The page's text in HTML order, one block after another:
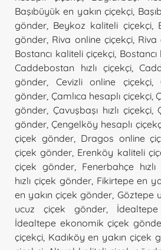
Başıbüyük en yakın çiçekçi,
gönder, Beykoz kaliteli çiçekçi,
gönder, Riva online çiçekçi, Riva
Bostancı kaliteli çiçekçi,
Caddebostan hızlı çiçekçi,
gönder, Cevizli online çiçekçi,
gönder, Çamlıca hesaplı çiçekçi,
gönder, Çavuşbaşı hızlı çiçekçi,
gönder,Çengelköy hesaplı
çiçek gönder, Dragos online
çiçek gönder, Erenköy kaliteli
çiçek gönder, Fenerbahçe
hızlı çiçek gönder, Fikirtepe en
en yakın çiçek gönder, Göztepe
ucuz çiçek gönder,
İdealtepe ekonomik çiçek
çiçekçi, Kadıköy en yakın çiçek